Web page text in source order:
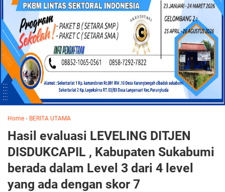
Home › BERITA UTAMA
Hasil evaluasi LEVELING DITJEN
DISDUKCAPIL , Kabupaten Sukabumi
berada dalam Level 3 dari 4 level
yang ada dengan skor 7